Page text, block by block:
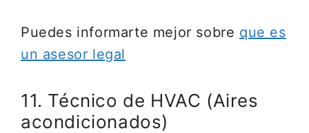
Puedes informarte mejor sobre que es
un asesor legal
11. Técnico de HVAC (Aires
acondicionados)